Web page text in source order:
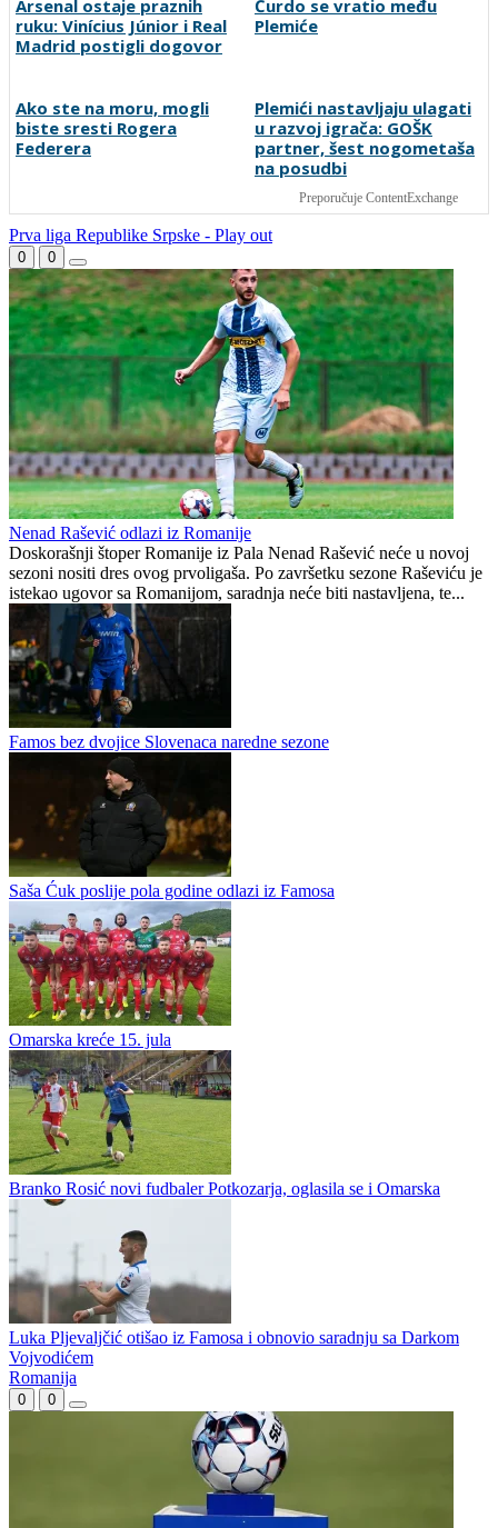
pridružiti i jedan od
omiljenih Vatrenih
Arsenal ostaje praznih
ruku: Vinícius Júnior i Real
Madrid postigli dogovor
Ćurdo se vratio među
Plemiće
Ako ste na moru, mogli
biste sresti Rogera
Federera
Plemići nastavljaju ulagati
u razvoj igrača: GOŠK
partner, šest nogometaša
na posudbi
Preporučuje ContentExchange
Prva liga Republike Srpske - Play out
0 0
Nenad Rašević odlazi iz Romanije
Doskorašnji štoper Romanije iz Pala Nenad Rašević neće u novoj
sezoni nositi dres ovog prvoligaša. Po završetku sezone Raševiću je
istekao ugovor sa Romanijom, saradnja neće biti nastavljena, te...
Famos bez dvojice Slovenaca naredne sezone
Saša Ćuk poslije pola godine odlazi iz Famosa
Omarska kreće 15. jula
Branko Rosić novi fudbaler Potkozarja, oglasila se i Omarska